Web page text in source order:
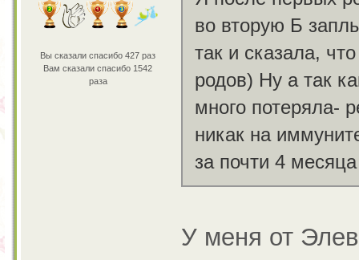
Вы сказали спасибо 427 раз
Вам сказали спасибо 1542
раза
во вторую Б
так и сказала,
родов) Ну а так
много потеряла-
никак на
за почти 4 месяца
У меня от